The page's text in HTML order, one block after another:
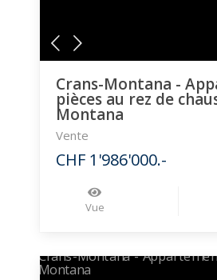
Crans-Montana -
pièces au rez de
Montana
Vente
CHF 1'986'000.-
Vue